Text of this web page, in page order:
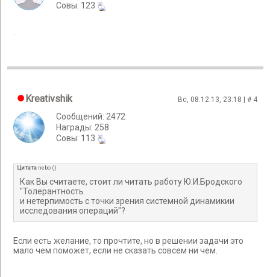
Cовы: 123
.
Kreativshik Вс, 08.12.13, 23:18 | # 4
Сообщений: 2472
Награды: 258
Cовы: 113
Цитата nebo ()
Как Вы считаете, стоит ли читать работу Ю.И.Бродского
"Толерантность
и нетерпимость с точки зрения системной динамикии
исследования операций"?
Если есть желание, то прочтите, но в решении задачи это
мало чем поможет, если не сказать совсем ни чем.